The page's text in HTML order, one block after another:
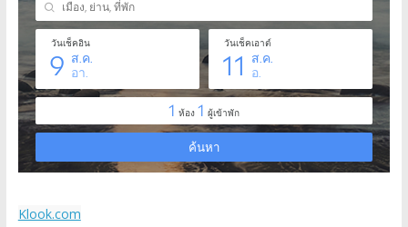
Klook.com